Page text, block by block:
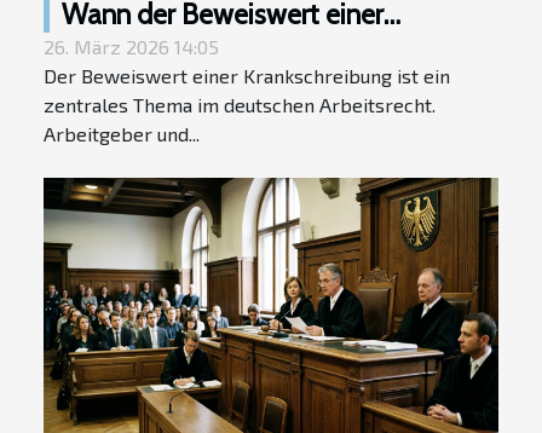
Wann der Beweiswert einer
Krankschreibung angezweifelt
werden kann
26. März 2026 14:05
Der Beweiswert einer Krankschreibung ist ein
zentrales Thema im deutschen Arbeitsrecht.
Arbeitgeber und...